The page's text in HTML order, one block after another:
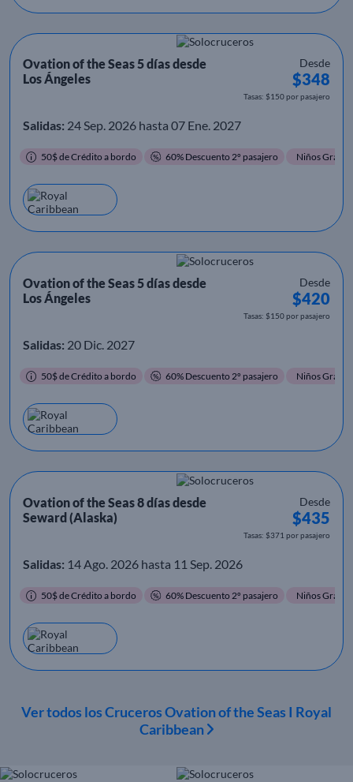
Ovation of the Seas 5 días desde
Los Ángeles
Desde
$348
Tasas: $150 por pasajero
Salidas: 24 Sep. 2026 hasta 07 Ene. 2027
50$ de Crédito a bordo 60% Descuento 2º pasajero Niños Gratis
Ovation of the Seas 5 días desde
Los Ángeles
Desde
$420
Tasas: $150 por pasajero
Salidas: 20 Dic. 2027
50$ de Crédito a bordo 60% Descuento 2º pasajero Niños Gratis
Ovation of the Seas 8 días desde
Seward (Alaska)
Desde
$435
Tasas: $371 por pasajero
Salidas: 14 Ago. 2026 hasta 11 Sep. 2026
50$ de Crédito a bordo 60% Descuento 2º pasajero Niños Gratis
Ver todos los Cruceros Ovation of the Seas I Royal
Caribbean